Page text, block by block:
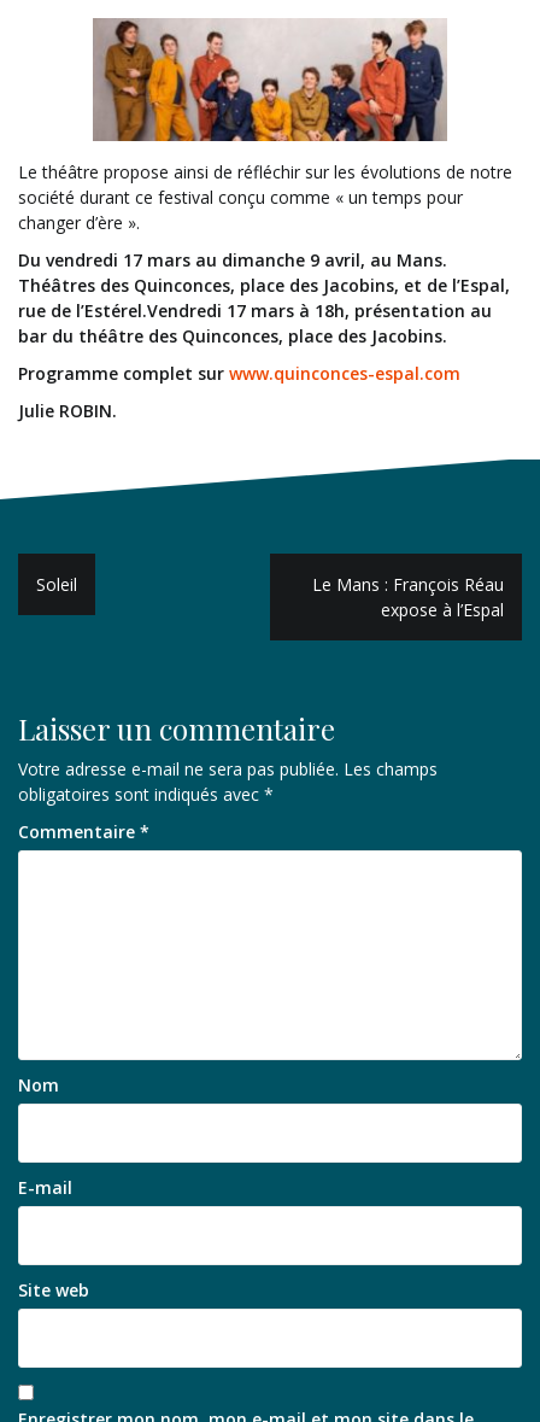
Le théâtre propose ainsi de réfléchir sur les évolutions de notre
société durant ce festival conçu comme « un temps pour
changer d’ère ».
Du vendredi 17 mars au dimanche 9 avril, au Mans.
Théâtres des Quinconces, place des Jacobins, et de l’Espal,
rue de l’Estérel.Vendredi 17 mars à 18h, présentation au
bar du théâtre des Quinconces, place des Jacobins.
Programme complet sur www.quinconces-espal.com
Julie ROBIN.
Navigation
de
Soleil
Le Mans : François Réau
expose à l’Espal
Laisser un commentaire
Votre adresse e-mail ne sera pas publiée. Les champs
obligatoires sont indiqués avec *
Commentaire *
Nom
E-mail
Site web